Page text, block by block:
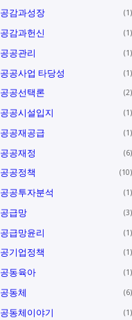
공감과성장 1
공감과헌신 1
공공관리 1
공공사업 타당성 1
공공선택론 2
공공시설입지 1
공공재공급 1
공공재정 6
공공정책 10
공공투자분석 1
공급망 3
공급망윤리 1
공기업정책 1
공동육아 1
공동체 6
공동체이야기 1